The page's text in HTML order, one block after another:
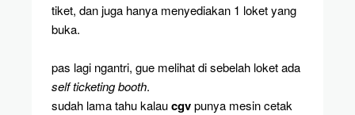
tiket, dan juga hanya menyediakan 1 loket yang
buka.
pas lagi ngantri, gue melihat di sebelah loket ada
self ticketing booth.
sudah lama tahu kalaucgvpunya mesin cetak